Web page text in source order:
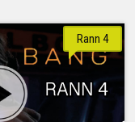
Rann 4